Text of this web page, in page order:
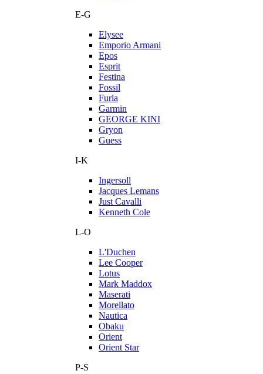
E-G
Elysee
Emporio Armani
Epos
Esprit
Festina
Fossil
Furla
Garmin
GEORGE KINI
Gryon
Guess
I-K
Ingersoll
Jacques Lemans
Just Cavalli
Kenneth Cole
L-O
L'Duchen
Lee Cooper
Lotus
Mark Maddox
Maserati
Morellato
Nautica
Obaku
Orient
Orient Star
P-S